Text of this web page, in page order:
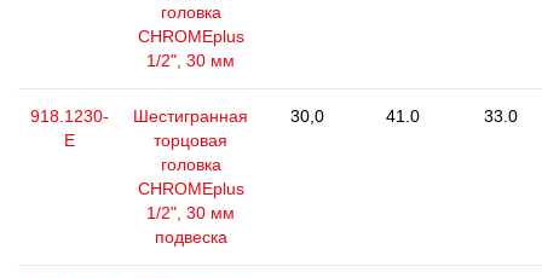
головка
CHROMEplus
1/2", 30 мм
918.1230-
E
Шестигранная
торцовая
головка
CHROMEplus
1/2", 30 мм
подвеска
30,0 41.0 33.0